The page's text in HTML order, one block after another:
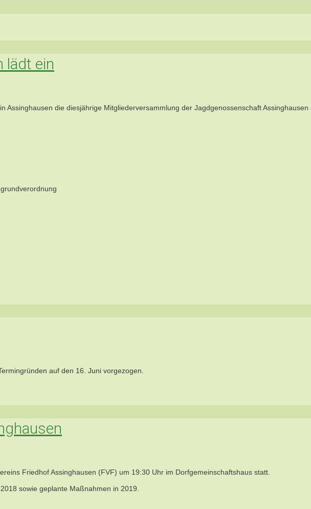
lädt ein
die diesjährige Mitgliederversammlung der Jagdgenossenschaft Assinghausen
auf den 16. Juni vorgezogen.
Friedhof Assinghausen (FVF) um 19:30 Uhr im Dorfgemeinschaftshaus statt.
sowie geplante Maßnahmen in 2019.